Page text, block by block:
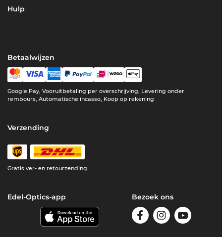
Hulp
Betaalwijzen
Google Pay, Vooruitbetaling per overschrijving, Levering onder
rembours, Automatische incasso, Koop op rekening
Verzending
Gratis ver- en retourzending
Edel-Optics-app Bezoek ons